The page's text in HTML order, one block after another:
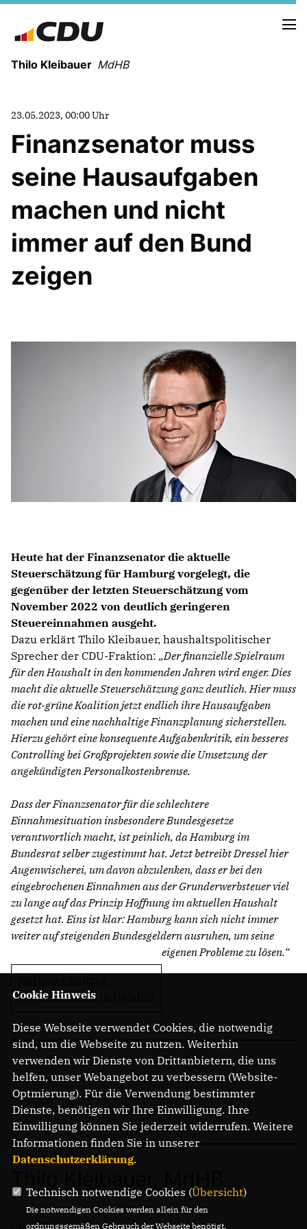
Thilo Kleibauer MdHB
NEWSLETTER
FUNKTIONEN IM RATHAUS
23.05.2023, 00:00 Uhr
Finanzsenator muss
seine Hausaufgaben
machen und nicht
immer auf den Bund
zeigen
Heute hat der Finanzsenator die aktuelle
Steuerschätzung für Hamburg vorgelegt, die
gegenüber der letzten Steuerschätzung vom
November 2022 von deutlich geringeren
Steuereinnahmen ausgeht.
Dazu erklärt Thilo Kleibauer, haushaltspolitischer
Sprecher der CDU-Fraktion: Der finanzielle Spielraum
für den Haushalt in den kommenden Jahren wird enger. Dies
macht die aktuelle Steuerschätzung ganz deutlich. Hier muss
die rot-grüne Koalition jetzt endlich ihre Hausaufgaben
machen und eine nachhaltige Finanzplanung sicherstellen.
Hierzu gehört eine konsequente Aufgabenkritik, ein besseres
Controlling bei Großprojekten sowie die Umsetzung der
angekündigten Personalkostenbremse.
Dass der Finanzsenator für die schlechtere
Einnahmesituation insbesondere Bundesgesetze
verantwortlich macht, ist peinlich, da Hamburg im
Bundesrat selber zugestimmt hat. Jetzt betreibt Dressel hier
Augenwischerei, um davon abzulenken, dass er bei den
eingebrochenen Einnahmen aus der Grunderwerbsteuer viel
zu lange auf das Prinzip Hoffnung im aktuellen Haushalt
gesetzt hat. Eins ist klar: Hamburg kann sich nicht immer
weiter auf steigenden Bundesgeldern ausruhen, um seine
eigenen Probleme zu lösen.“
Wochenmärkte in Gefahr?
IMPRESSUM
DATENSCHUTZ
Cookie Hinweis
Diese Webseite verwendet Cookies, die notwendig
sind, um die Webseite zu nutzen. Weiterhin
verwenden wir Dienste von Drittanbietern, die uns
helfen, unser Webangebot zu verbessern (Website-
Optmierung). Für die Verwendung bestimmter
Dienste, benötigen wir Ihre Einwilligung. Ihre
Einwilligung können Sie jederzeit widerrufen. Weitere
Informationen finden Sie in unserer
Datenschutzerklärung.
Technisch notwendige Cookies (Übersicht)
Die notwendigen Cookies werden allein für den
ordnungsgemäßen Gebrauch der Webseite benötigt.